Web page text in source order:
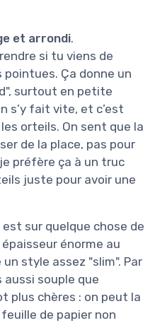
et arrondi.
si tu viens de
Ça donne un
surtout en petite
s’y fait vite, et c’est
orteils. On sent que la
de la place, pas pour
préfère ça à un truc
juste pour avoir une
sur quelque chose de
énorme au
style assez "slim". Par
aussi souple que
plus chères : on peut la
feuille de papier non